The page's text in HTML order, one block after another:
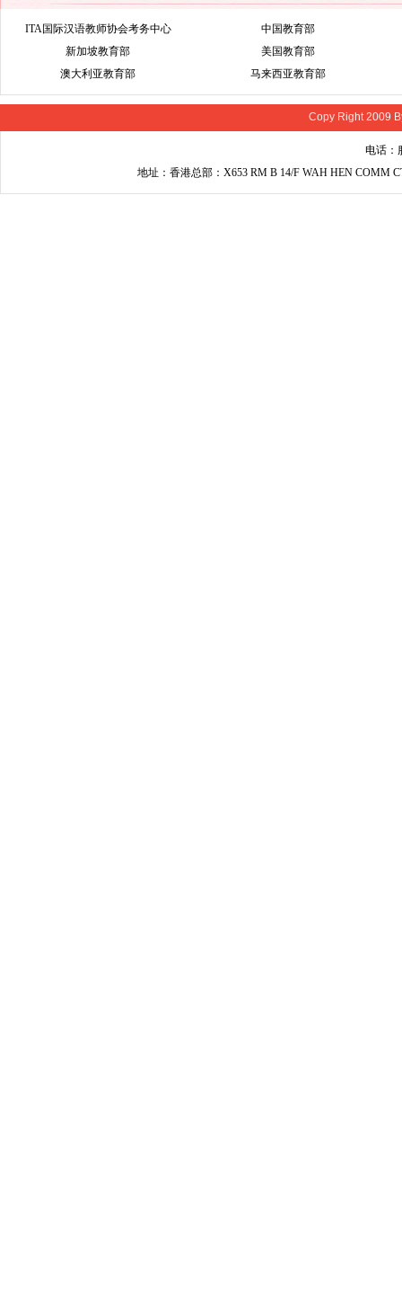
ITA国际汉语教师协会考务中心
中国教育部
新加坡教育部
美国教育部
澳大利亚教育部
马来西亚教育部
Copy Right 2009
电话：
地址：香港总部：X653 RM B 14/F WAH HEN COMM